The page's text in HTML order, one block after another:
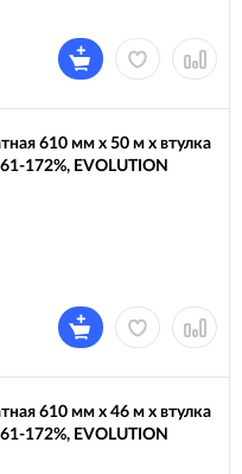
610 мм х 50 м х втулка
172%, EVOLUTION
610 мм х 46 м х втулка
172%, EVOLUTION